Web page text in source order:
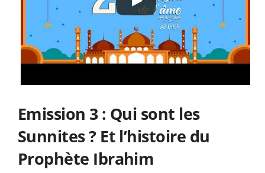
Emission 3 : Qui sont les
Sunnites ? Et l’histoire du
Prophète Ibrahim